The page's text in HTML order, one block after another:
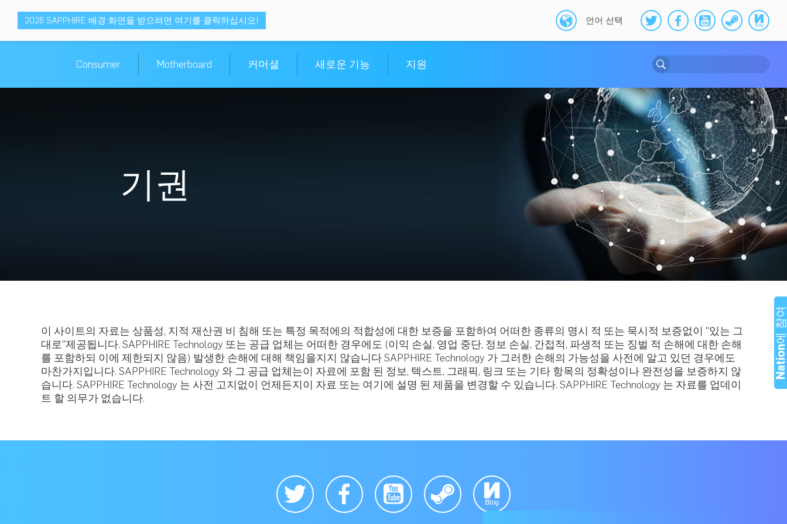
2026 SAPPHIRE 배경 화면을 받으려면 여기를 클릭하십시오! 언어 선택
Consumer Motherboard 커머셜 새로운 기능 지원
기권
이 사이트의 자료는 상품성, 지적 재산권 비 침해 또는 특정 목적에의 적합성에 대한 보증을 포함하여 어떠한 종류의 명시 적 또는 묵시적 보증없이 "있는 그
대로"제공됩니다. SAPPHIRE Technology 또는 공급 업체는 어떠한 경우에도 (이익 손실, 영업 중단, 정보 손실, 간접적, 파생적 또는 징벌 적 손해에 대한 손해
를 포함하되 이에 제한되지 않음) 발생한 손해에 대해 책임을지지 않습니다 SAPPHIRE Technology 가 그러한 손해의 가능성을 사전에 알고 있던 경우에도
마찬가지입니다. SAPPHIRE Technology 와 그 공급 업체는이 자료에 포함 된 정보, 텍스트, 그래픽, 링크 또는 기타 항목의 정확성이나 완전성을 보증하지 않
습니다. SAPPHIRE Technology 는 사전 고지없이 언제든지이 자료 또는 여기에 설명 된 제품을 변경할 수 있습니다. SAPPHIRE Technology 는 자료를 업데이
트 할 의무가 없습니다.
Nation에 참여